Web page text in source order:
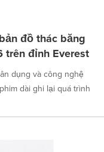
đồ thác băng
trên đỉnh Everest
dụng và công nghệ
dài ghi lại quá trình